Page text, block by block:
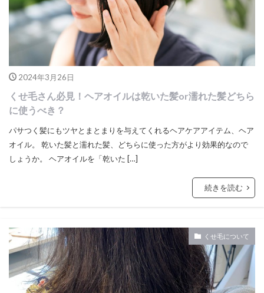
2024年3月26日
くせ毛さん必見！ヘアオイルは乾いた髪or濡れた髪どちら
に使うべき？
パサつく髪にもツヤとまとまりを与えてくれるヘアケアアイテム、ヘア
オイル。 乾いた髪と濡れた髪、どちらに使った方がより効果的なので
しょうか。 ヘアオイルを「乾いた […]
続きを読む
くせ毛について